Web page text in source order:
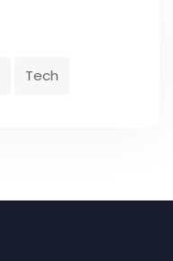
Tech